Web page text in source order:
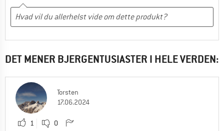
DET MENER BJERGENTUSIASTER I HELE VERDEN:
Torsten
17.06.2024
1 0